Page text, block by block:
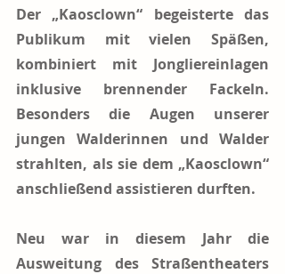
Der „Kaosclown“ begeisterte das
Publikum mit vielen Späßen,
kombiniert mit Jongliereinlagen
inklusive brennender Fackeln.
Besonders die Augen unserer
jungen Walderinnen und Walder
strahlten, als sie dem „Kaosclown“
anschließend assistieren durften.
Neu war in diesem Jahr die
Ausweitung des Straßentheaters